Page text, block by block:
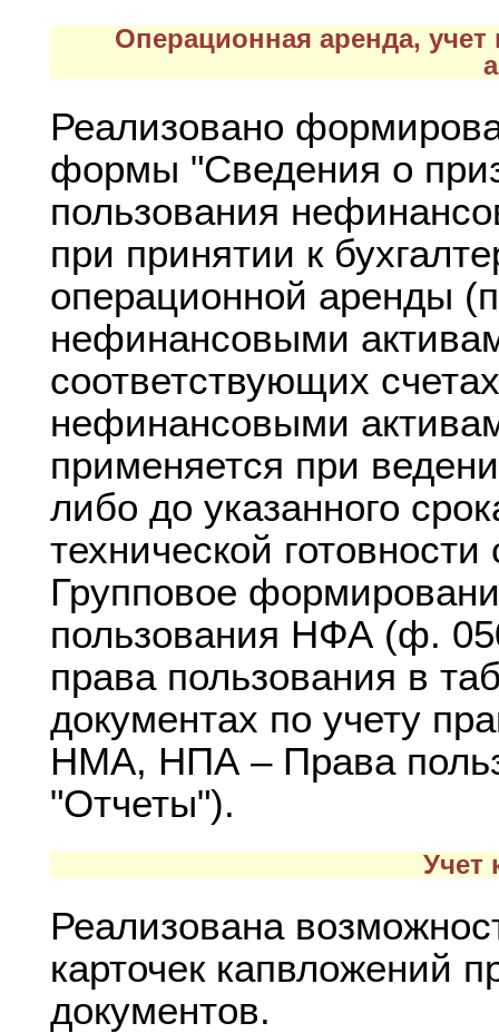
Операционная аренда,
Реализовано
формы "Сведения о
пользования
при принятии к
операционной аренды
нефинансовыми
соответствующих
нефинансовыми
применяется при
либо до указанного
технической готовности
Групповое
пользования НФА (ф.
права пользования в
документах по учету
НМА, НПА – Права
"Отчеты").
Учет
Реализована
карточек капвложений
документов.